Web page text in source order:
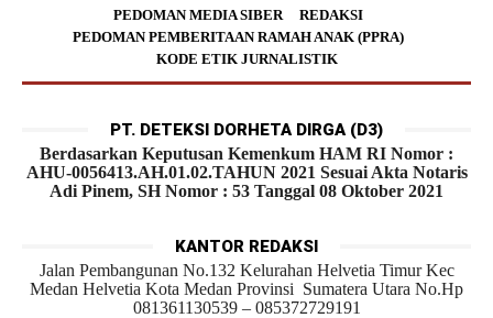
PEDOMAN MEDIA SIBER
REDAKSI
PEDOMAN PEMBERITAAN RAMAH ANAK (PPRA)
KODE ETIK JURNALISTIK
PT. DETEKSI DORHETA DIRGA (D3)
Berdasarkan Keputusan Kemenkum HAM RI Nomor :
AHU-0056413.AH.01.02.TAHUN 2021 Sesuai Akta Notaris
Adi Pinem, SH Nomor : 53 Tanggal 08 Oktober 2021
KANTOR REDAKSI
Jalan Pembangunan No.132 Kelurahan Helvetia Timur Kec
Medan Helvetia Kota Medan Provinsi Sumatera Utara No.Hp
081361130539 – 085372729191